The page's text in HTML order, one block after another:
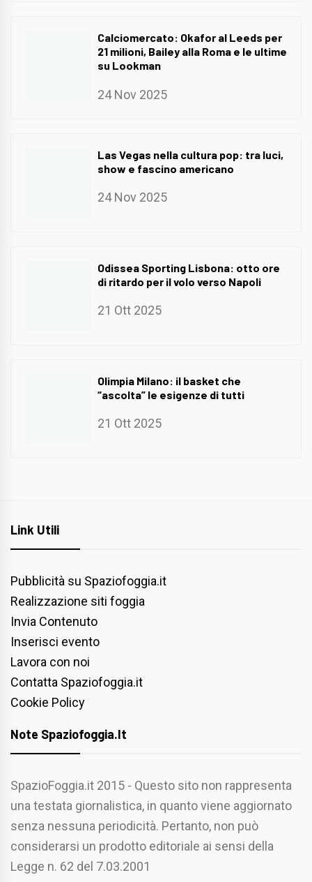
Calciomercato: Okafor al Leeds per
21 milioni, Bailey alla Roma e le ultime
su Lookman
24 Nov 2025
Las Vegas nella cultura pop: tra luci,
show e fascino americano
24 Nov 2025
Odissea Sporting Lisbona: otto ore
di ritardo per il volo verso Napoli
21 Ott 2025
Olimpia Milano: il basket che
“ascolta” le esigenze di tutti
21 Ott 2025
Link Utili
Pubblicità su Spaziofoggia.it
Realizzazione siti foggia
Invia Contenuto
Inserisci evento
Lavora con noi
Contatta Spaziofoggia.it
Cookie Policy
Note Spaziofoggia.it
SpazioFoggia.it 2015 - Questo sito non rappresenta
una testata giornalistica, in quanto viene aggiornato
senza nessuna periodicità. Pertanto, non può
considerarsi un prodotto editoriale ai sensi della
Legge n. 62 del 7.03.2001